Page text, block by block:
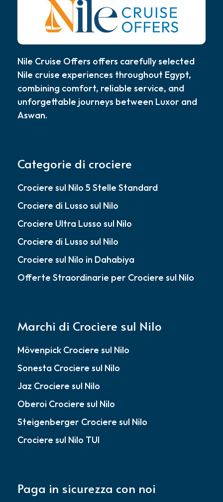
Nile Cruise Offers offers carefully selected
Nile cruise experiences throughout Egypt,
combining comfort, reliable service, and
unforgettable journeys between Luxor and
Aswan.
Categorie di crociere
Crociere sul Nilo 5 Stelle Standard
Crociere di Lusso sul Nilo
Crociere Ultra Lusso sul Nilo
Crociere di Lusso sul Nilo
Crociere sul Nilo in Dahabiya
Offerte Straordinarie per Crociere sul Nilo
Marchi di Crociere sul Nilo
Mövenpick Crociere sul Nilo
Sonesta Crociere sul Nilo
Jaz Crociere sul Nilo
Oberoi Crociere sul Nilo
Steigenberger Crociere sul Nilo
Crociere sul Nilo TUI
Paga in sicurezza con noi